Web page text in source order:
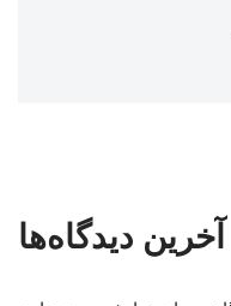
آخرین دیدگاه‌ها